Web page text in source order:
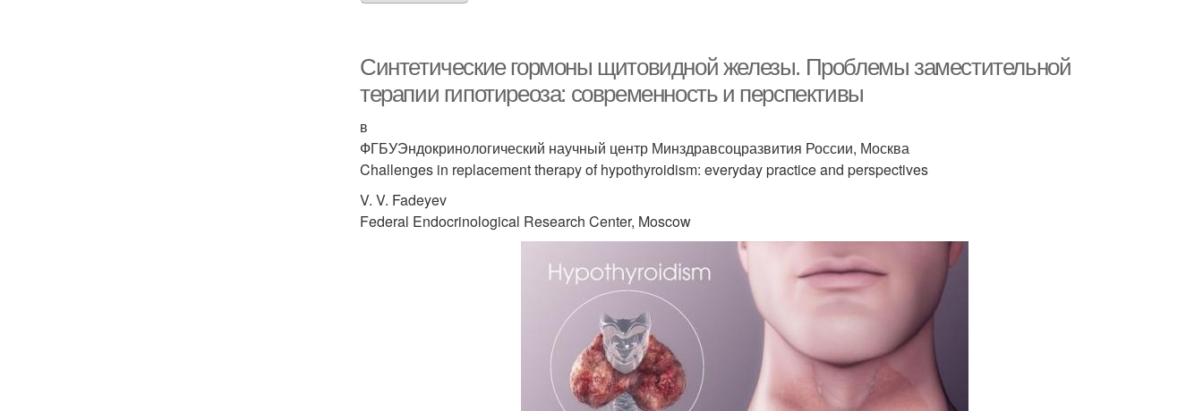
Синтетические гормоны щитовидной железы. Проблемы заместительной
терапии гипотиреоза: современность и перспективы
в
ФГБУЭндокринологический научный центр Минздравсоцразвития России, Москва
Challenges in replacement therapy of hypothyroidism: everyday practice and perspectives
V. V. Fadeyev
Federal Endocrinological Research Center, Moscow